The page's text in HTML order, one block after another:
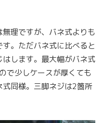
理ですが、バネ式よりも
。ただバネ式に比べると
します。最大幅がバネ式
で少しケースが厚くても
同様。三脚ネジは2箇所